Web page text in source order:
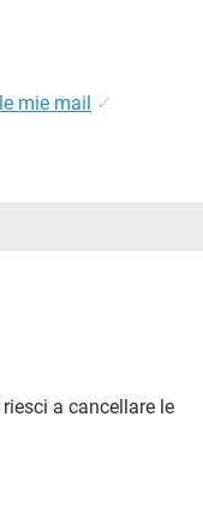
mie mail ✓
a cancellare le